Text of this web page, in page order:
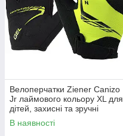
Велоперчатки Ziener Canizo
Jr лаймового кольору XL для
дітей, захисні та зручні
В наявності